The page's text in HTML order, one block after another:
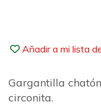
Añadir a mi lista
Gargantilla
circonita.